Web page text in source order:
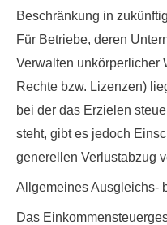
Beschränkung in
Für Betriebe, deren
Verwalten unkörperlicher
Rechte bzw. Lizenzen)
bei der das Erzielen
steht, gibt es jedoch
generellen Verlustabzug
Allgemeines Ausgleichs-
Das